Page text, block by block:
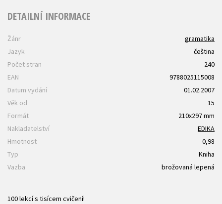
DETAILNÍ INFORMACE
Žánr
gramatika
Jazyk
čeština
Počet stran
240
EAN
9788025115008
Datum vydání
01.02.2007
Věk od
15
Formát
210x297 mm
Nakladatelství
EDIKA
Hmotnost
0,98
Typ
Kniha
Vazba
brožovaná lepená
100 lekcí s tisícem cvičení!